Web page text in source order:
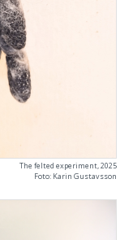
The felted experiment, 2025
Foto: Karin Gustavsson